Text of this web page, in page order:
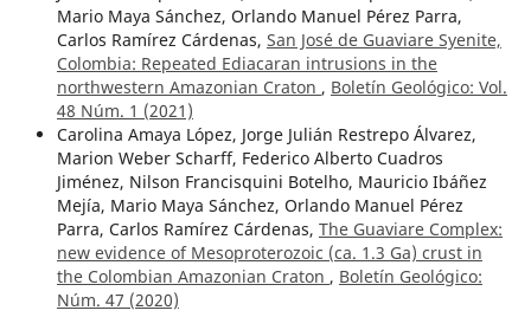
Mario Maya Sánchez, Orlando Manuel Pérez Parra,
Carlos Ramírez Cárdenas, San José de Guaviare Syenite,
Colombia: Repeated Ediacaran intrusions in the
northwestern Amazonian Craton , Boletín Geológico: Vol.
48 Núm. 1 (2021)
Carolina Amaya López, Jorge Julián Restrepo Álvarez,
Marion Weber Scharff, Federico Alberto Cuadros
Jiménez, Nilson Francisquini Botelho, Mauricio Ibáñez
Mejía, Mario Maya Sánchez, Orlando Manuel Pérez
Parra, Carlos Ramírez Cárdenas, The Guaviare Complex:
new evidence of Mesoproterozoic (ca. 1.3 Ga) crust in
the Colombian Amazonian Craton , Boletín Geológico:
Núm. 47 (2020)